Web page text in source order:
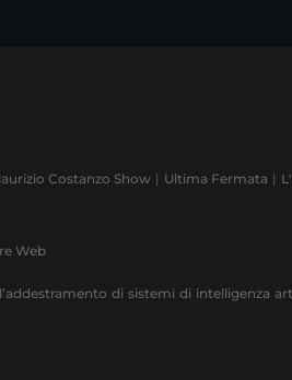
Costanzo Show Ultima Fermata
Web
di sistemi di intelligenza